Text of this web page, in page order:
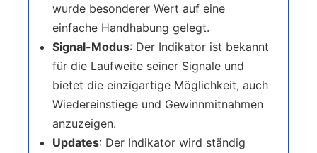
wurde besonderer Wert auf eine
einfache Handhabung gelegt.
Signal-Modus: Der Indikator ist bekannt
für die Laufweite seiner Signale und
bietet die einzigartige Möglichkeit, auch
Wiedereinstiege und Gewinnmitnahmen
anzuzeigen.
Updates: Der Indikator wird ständig